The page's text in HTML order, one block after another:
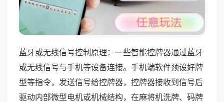
蓝牙或无线信号控制原理：一些智能控牌器通过蓝牙
或无线信号与手机等设备连接。手机端软件预设好牌
型等指令，发送信号给控牌器，控牌器接收到信号后
驱动内部微型电机或机械结构，在麻将机洗牌、码牌